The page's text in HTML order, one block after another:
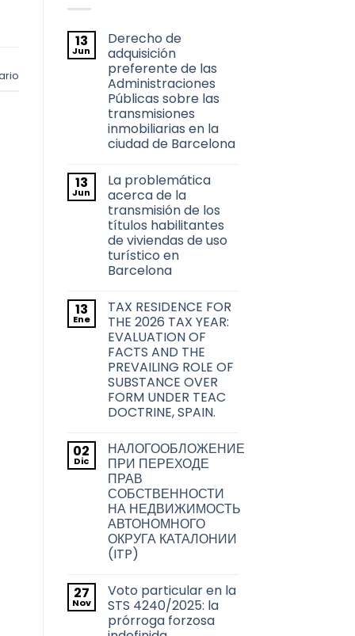
13
Jun
Derecho de
adquisición
preferente de las
Administraciones
Públicas sobre las
transmisiones
inmobiliarias en la
ciudad de Barcelona
comentarios
en
Derecho
de
adquisición
preferente
de
las
Administraciones
Públicas
transmisiones
inmobiliarias
en
la
ciudad
de
Barcelona
13
Jun
La problemática
acerca de la
transmisión de los
títulos habilitantes
de viviendas de uso
turístico en
Barcelona
comentarios
en
La
problemática
acerca
de
la
transmisión
de
los
títulos
habilitantes
viviendas
de
uso
turístico
en
Barcelona
13
Ene
TAX RESIDENCE FOR
THE 2026 TAX YEAR:
EVALUATION OF
FACTS AND THE
PREVAILING ROLE OF
SUBSTANCE OVER
FORM UNDER TEAC
DOCTRINE, SPAIN.
comentarios
en
TAX
RESIDENCE
FOR
THE
2026
TAX
YEAR:
EVALUATION
OF
FACTS
PREVAILING
ROLE
OF
SUBSTANCE
02
Dic
НАЛОГООБЛОЖЕНИЕ
ПРИ ПЕРЕХОДЕ
ПРАВ
СОБСТВЕННОСТИ
НА НЕДВИЖИМОСТЬ
АВТОНОМНОГО
ОКРУГА КАТАЛОНИИ
(ITP)
comentarios
en
НАЛОГООБЛОЖЕНИЕ
ПРИ
ПЕРЕХОДЕ
27
Nov
Voto particular en la
STS 4240/2025: la
prórroga forzosa